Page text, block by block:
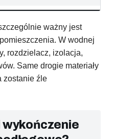
ważny jest
W wodnej
rozdzielacz, izolacja,
Same drogie materiały
zostanie źle
wykończenie